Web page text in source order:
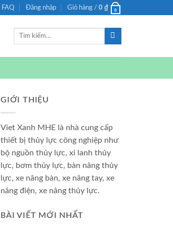
FAQ Đăng nhập Giỏ hàng / 0 ₫ 0
Tìm
GIỚI THIỆU
Viet Xanh MHE là nhà cung cấp
thiết bị thủy lực công nghiệp như
bộ nguồn thủy lực, xi lanh thủy
lực, bơm thủy lực, bàn nâng thủy
lực, xe nâng bàn, xe nâng tay, xe
nâng điện, xe nâng thủy lực.
BÀI VIẾT MỚI NHẤT